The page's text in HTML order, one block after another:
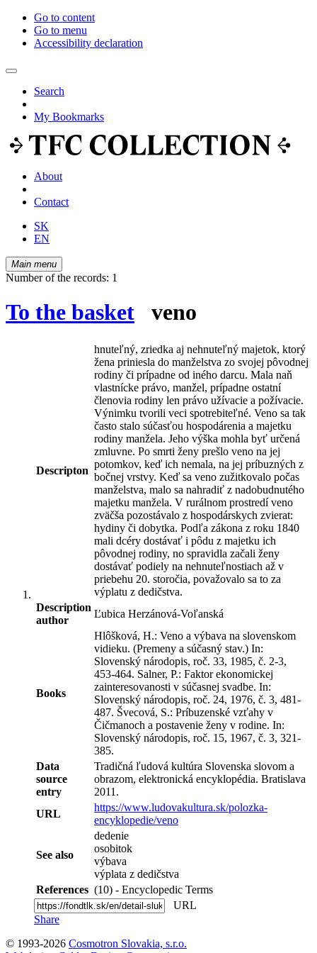
Go to content
Go to menu
Accessibility declaration
Search
My Bookmarks
About
Contact
SK
EN
Main menu
Number of the records: 1
To the basket veno
Descripton
hnuteľný, zriedka aj nehnuteľný majetok, ktorý
žena priniesla do manželstva zo svojej pôvodnej
rodiny či prípadne od iného darcu. Mala naň
vlastnícke právo, manžel, prípadne ostatní
členovia rodiny len právo užívacie a požívacie.
Výnimku tvorili veci spotrebiteľné. Veno sa tak
často stalo súčasťou hospodárenia a majetku
rodiny manžela. Jeho výška mohla byť určená
zmluvne. Po smrti ženy prešlo veno na jej
potomkov, keď ich nemala, na jej príbuzných z
bočnej vrstvy. Keď sa veno zužitkovalo počas
manželstva, malo sa nahradiť z nadobudnutého
majetku manžela. V rurálnom prostredí veno
zväčša pozostávalo z hospodárskych zvierat:
hydiny či dobytka. Podľa zákona z roku 1840
mali dcéry dostávať i pôdu z majetku ich
pôvodnej rodiny, no spravidla začali ženy
dostávať podiely na nehnuteľnostiach až v
priebehu 20. storočia, považovalo sa to za
výplatu z dedičstva.
Description
author
Ľubica Herzánová-Voľanská
Books
Hlôšková, H.: Veno a výbava na slovenskom
vidieku. (Premeny a súčasný stav.) In:
Slovenský národopis, roč. 33, 1985, č. 2-3,
453-464. Salner, P.: Faktor ekonomickej
zainteresovanosti v súčasnej svadbe. In:
Slovenský národopis, roč. 24, 1976, č. 3, 481-
487. Švecová, S.: Príbuzenské vzťahy v
Čičmanoch a postavenie ženy v rodine. In:
Slovenský národopis, roč. 15, 1967, č. 3, 321-
385.
Data
source
entry
Tradičná ľudová kultúra Slovenska slovom a
obrazom, elektronická encyklopédia. Bratislava
2011.
URL
https://www.ludovakultura.sk/polozka-
encyklopedie/veno
See also
dedenie
osobitok
výbava
výplata z dedičstva
References (10) - Encyclopedic Terms
URL
Share
© 1993-2026 Cosmotron Slovakia, s.r.o.